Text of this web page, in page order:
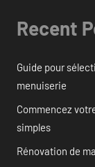
Recent
Guide pour
menuiserie
Commencez
simples
Rénovation de